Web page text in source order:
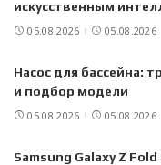
искусственным
05.08.2026 05.08.2026
Насос для бассейна:
и подбор модели
05.08.2026 05.08.2026
Samsung Galaxy Z